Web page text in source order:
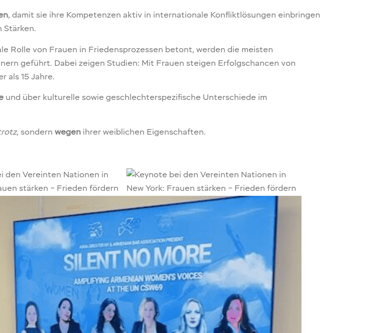
, damit sie ihre Kompetenzen aktiv in internationale Konfliktlösungen einbringen
Stärken.
Rolle von Frauen in Friedensprozessen betont, werden die meisten
geführt. Dabei zeigen Studien: Mit Frauen steigen Erfolgschancen von
als 15 Jahre.
und über kulturelle sowie geschlechterspezifische Unterschiede im
, sondern wegen ihrer weiblichen Eigenschaften.